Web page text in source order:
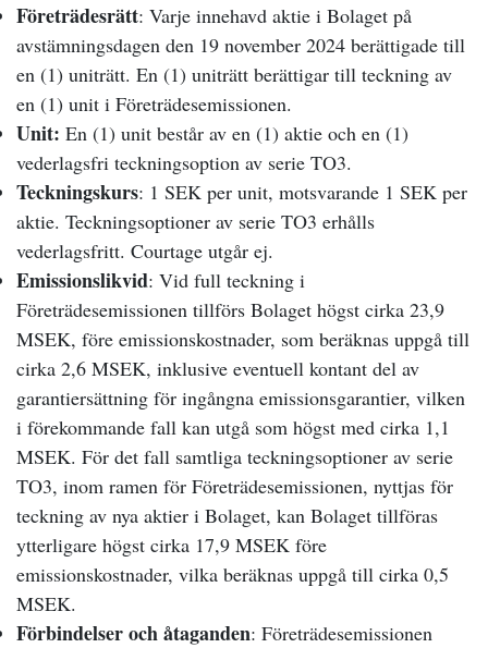
Företrädesrätt: Varje innehavd aktie i Bolaget på
avstämningsdagen den 19 november 2024 berättigade till
en (1) uniträtt. En (1) uniträtt berättigar till teckning av
en (1) unit i Företrädesemissionen.
Unit: En (1) unit består av en (1) aktie och en (1)
vederlagsfri teckningsoption av serie TO3.
Teckningskurs: 1 SEK per unit, motsvarande 1 SEK per
aktie. Teckningsoptioner av serie TO3 erhålls
vederlagsfritt. Courtage utgår ej.
Emissionslikvid: Vid full teckning i
Företrädesemissionen tillförs Bolaget högst cirka 23,9
MSEK, före emissionskostnader, som beräknas uppgå till
cirka 2,6 MSEK, inklusive eventuell kontant del av
garantiersättning för ingångna emissionsgarantier, vilken
i förekommande fall kan utgå som högst med cirka 1,1
MSEK. För det fall samtliga teckningsoptioner av serie
TO3, inom ramen för Företrädesemissionen, nyttjas för
teckning av nya aktier i Bolaget, kan Bolaget tillföras
ytterligare högst cirka 17,9 MSEK före
emissionskostnader, vilka beräknas uppgå till cirka 0,5
MSEK.
Förbindelser och åtaganden: Företrädesemissionen